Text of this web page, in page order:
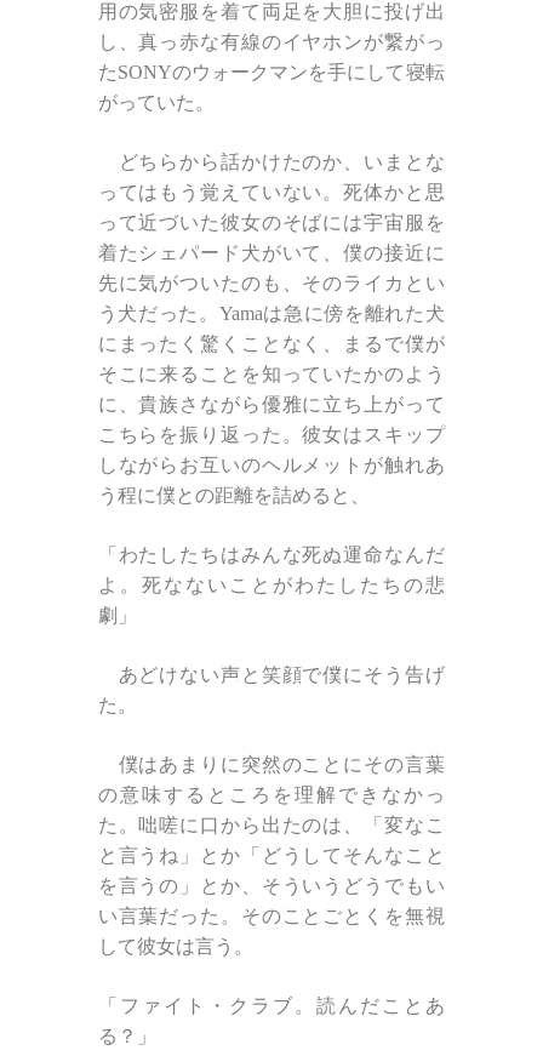
用の気密服を着て両足を大胆に投げ出
し、真っ赤な有線のイヤホンが繋がっ
たSONYのウォークマンを手にして寝転
がっていた。
どちらから話かけたのか、いまとな
ってはもう覚えていない。死体かと思
って近づいた彼女のそばには宇宙服を
着たシェパード犬がいて、僕の接近に
先に気がついたのも、そのライカとい
う犬だった。Yamaは急に傍を離れた犬
にまったく驚くことなく、まるで僕が
そこに来ることを知っていたかのよう
に、貴族さながら優雅に立ち上がって
こちらを振り返った。彼女はスキップ
しながらお互いのヘルメットが触れあ
う程に僕との距離を詰めると、
「わたしたちはみんな死ぬ運命なんだ
よ。死なないことがわたしたちの悲
劇」
あどけない声と笑顔で僕にそう告げ
た。
僕はあまりに突然のことにその言葉
の意味するところを理解できなかっ
た。咄嗟に口から出たのは、「変なこ
と言うね」とか「どうしてそんなこと
を言うの」とか、そういうどうでもい
い言葉だった。そのことごとくを無視
して彼女は言う。
「ファイト・クラブ。読んだことあ
る？」